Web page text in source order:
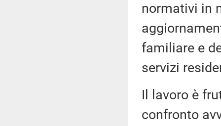
normativi in
familiare e
servizi
Il lavoro è
confronto